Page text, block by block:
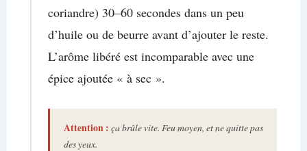
coriandre) 30–60 secondes dans un peu
d’huile ou de beurre avant d’ajouter le reste.
L’arôme libéré est incomparable avec une
épice ajoutée « à sec ».
Attention : ça brûle vite. Feu moyen, et ne quitte pas
des yeux.